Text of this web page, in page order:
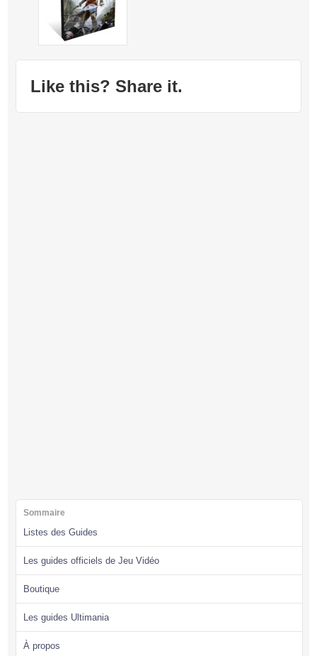
Like this? Share it.
Sommaire
Listes des Guides
Les guides officiels de Jeu Vidéo
Boutique
Les guides Ultimania
À propos